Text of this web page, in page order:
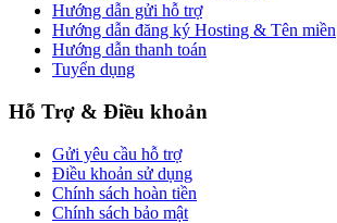
Hướng dẫn gửi hỗ trợ
Hướng dẫn đăng ký Hosting & Tên miền
Hướng dẫn thanh toán
Tuyển dụng
Hỗ Trợ & Điều khoản
Gửi yêu cầu hỗ trợ
Điều khoản sử dụng
Chính sách hoàn tiền
Chính sách bảo mật